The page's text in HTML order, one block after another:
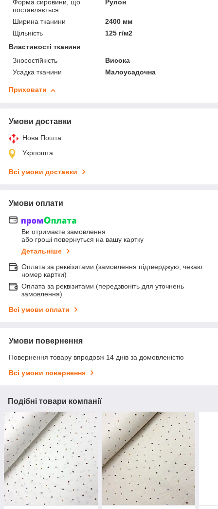
Форма сировини, що
поставляється
Рулон
Ширина тканини
2400 мм
Щільність
125 г/м2
Властивості тканини
Зносостійкість
Висока
Усадка тканини
Малоусадочна
Приховати
Умови доставки
Нова Пошта
Укрпошта
Всі умови доставки
Умови оплати
Ви отримаєте замовлення
або гроші повернуться на вашу картку
Детальніше
Оплата за реквізитами (замовлення підтверджую, чекаю
номер картки)
Оплата за реквізитами (передзвоніть для уточнень
замовлення)
Всі умови оплати
Умови повернення
Повернення товару впродовж 14 днів за домовленістю
Всі умови повернення
Подібні товари компанії